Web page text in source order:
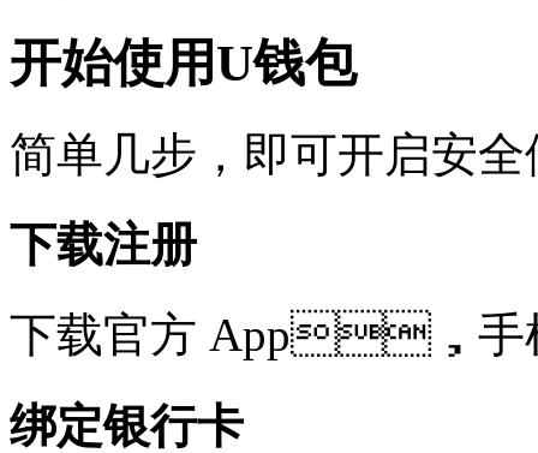
开始使用U钱包
简单几步，即可开启安
下载注册
下载官方 App，手
绑定银行卡